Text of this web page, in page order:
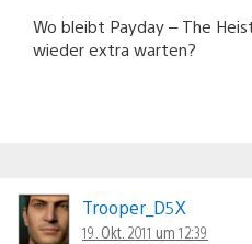
Wo bleibt Payday – The
wieder extra warten?
Trooper_D5X
19. Okt. 2011 um 12:39